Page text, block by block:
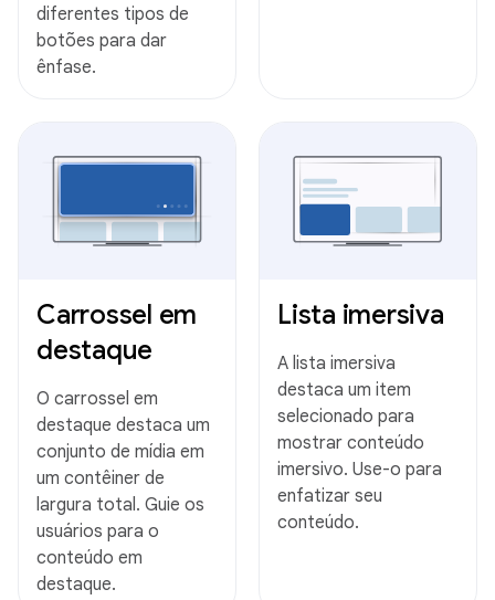
diferentes tipos de
botões para dar
ênfase.
Carrossel em
destaque
O carrossel em
destaque destaca um
conjunto de mídia em
um contêiner de
largura total. Guie os
usuários para o
conteúdo em
destaque.
Lista imersiva
A lista imersiva
destaca um item
selecionado para
mostrar conteúdo
imersivo. Use-o para
enfatizar seu
conteúdo.